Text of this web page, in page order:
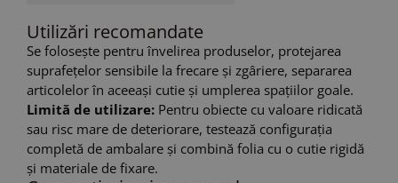
Utilizări recomandate
Se folosește pentru învelirea produselor, protejarea
suprafețelor sensibile la frecare și zgâriere, separarea
articolelor în aceeași cutie și umplerea spațiilor goale.
Limită de utilizare: Pentru obiecte cu valoare ridicată
sau risc mare de deteriorare, testează configurația
completă de ambalare și combină folia cu o cutie rigidă
și materiale de fixare.